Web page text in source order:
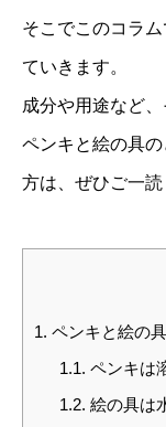
そこでこのコラ
ていきます。
成分や用途など
ペンキと絵の具
方は、ぜひご一読
1. ペンキと絵の
1.1. ペンキは
1.2. 絵の具は